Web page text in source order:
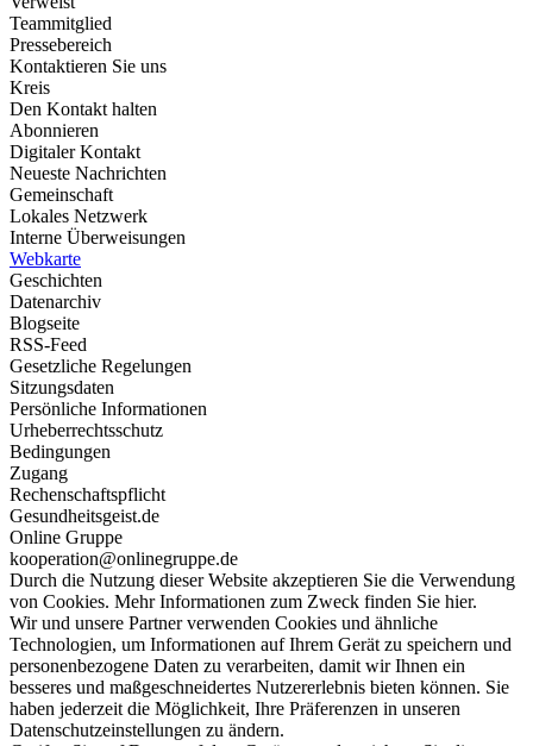
Teammitglied
Pressebereich
Kontaktieren Sie uns
Kreis
Den Kontakt halten
Abonnieren
Digitaler Kontakt
Neueste Nachrichten
Gemeinschaft
Lokales Netzwerk
Interne Überweisungen
Webkarte
Geschichten
Datenarchiv
Blogseite
RSS-Feed
Gesetzliche Regelungen
Sitzungsdaten
Persönliche Informationen
Urheberrechtsschutz
Bedingungen
Zugang
Rechenschaftspflicht
Gesundheitsgeist.de
Online Gruppe
kooperation@onlinegruppe.de
Durch die Nutzung dieser Website akzeptieren Sie die Verwendung
von Cookies. Mehr Informationen zum Zweck finden Sie hier.
Wir und unsere Partner verwenden Cookies und ähnliche
Technologien, um Informationen auf Ihrem Gerät zu speichern und
personenbezogene Daten zu verarbeiten, damit wir Ihnen ein
besseres und maßgeschneidertes Nutzererlebnis bieten können. Sie
haben jederzeit die Möglichkeit, Ihre Präferenzen in unseren
Datenschutzeinstellungen zu ändern.